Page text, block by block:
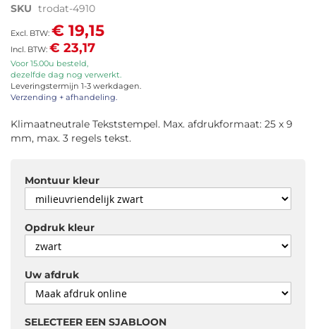
Ga
het
begin
van
de
afbeeldingen-
SKU trodat-4910
€ 23,17
€ 19,15
Voor 15.00u besteld,
dezelfde dag nog verwerkt.
Leveringstermijn 1-3 werkdagen.
Verzending + afhandeling.
Klimaatneutrale Tekststempel. Max. afdrukformaat: 25 x 9
mm, max. 3 regels tekst.
Montuur kleur
Opdruk kleur
Uw afdruk
SELECTEER EEN SJABLOON